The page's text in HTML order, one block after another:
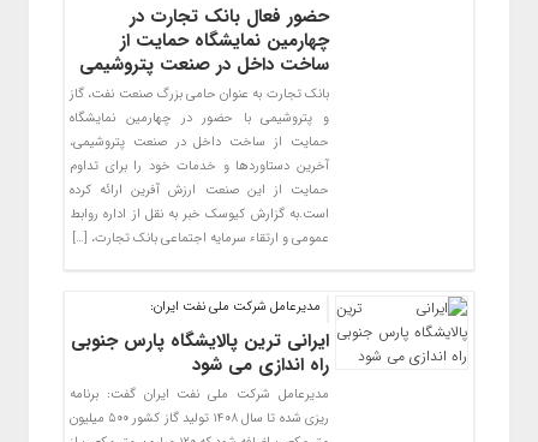
حضور فعال بانک تجارت در
چهارمین نمایشگاه حمایت از
ساخت داخل در صنعت پتروشیمی
بانک تجارت به عنوان حامی بزرگ صنعت نفت، گاز
و پتروشیمی با حضور در چهارمین نمایشگاه
حمایت از ساخت داخل در صنعت پتروشیمی،
آخرین دستاوردها و خدمات خود را برای تداوم
حمایت از این صنعت ارزش آفرین ارائه کرده
است.به گزارش کیوسک خبر به نقل از اداره روابط
عمومی و ارتقاء سرمایه اجتماعی بانک تجارت، […]
مدیرعامل شرکت ملی نفت ایران:
ایرانی ترین پالایشگاه پارس جنوبی
راه اندازی می شود
مدیرعامل شرکت ملی نفت ایران گفت: برنامه
ریزی شده تا سال ۱۴۰۸ تولید گاز کشور ۵۰۰ میلیون